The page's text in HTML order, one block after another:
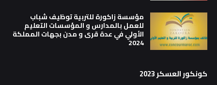
مؤسسة زاكورة للتربية توظيف شباب
للعمل بالمدارس و المؤسسات التعليم
الأولي في عدة قرى و مدن بجهات المملكة
2024
كونكور العسكر 2023